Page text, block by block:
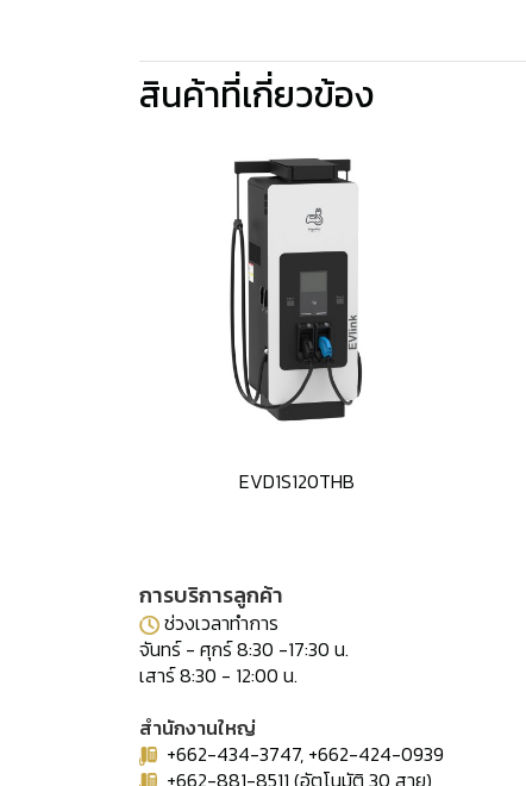
สินค้าที่เกี่ยวข้อง
EVD1S120THB
การบริการลูกค้า
ช่วงเวลาทำการ
จันทร์ - ศุกร์ 8:30 -17:30 น.
เสาร์ 8:30 - 12:00 น.
สำนักงานใหญ่
+662-434-3747, +662-424-0939
+662-881-8511 (อัตโนมัติ 30 สาย)